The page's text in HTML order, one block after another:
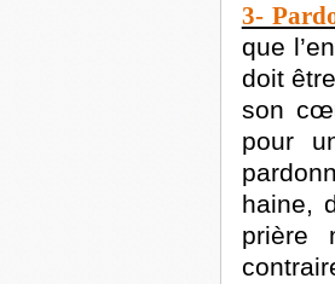
3-
que
doit
son
pour
haine,
prière